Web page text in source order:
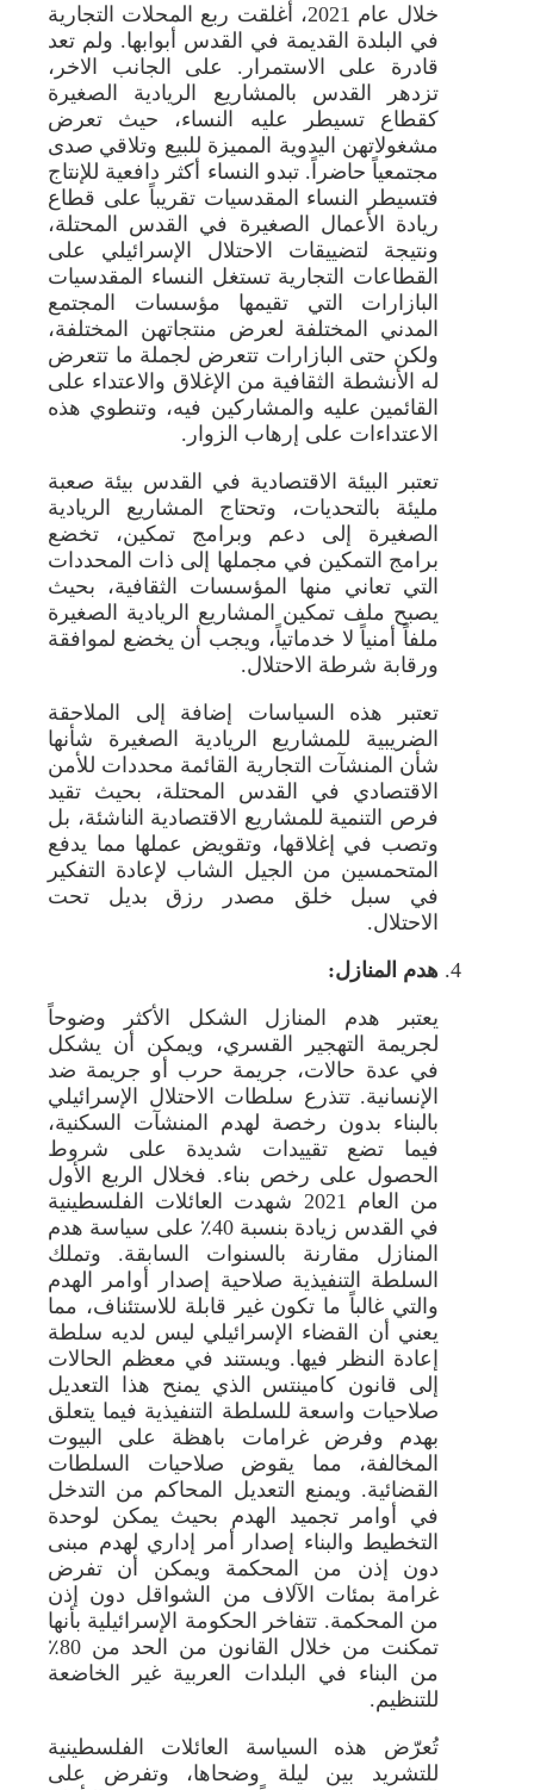
خلال عام 2021، أغلقت ربع المحلات التجارية
في البلدة القديمة في القدس أبوابها. ولم تعد
قادرة على الاستمرار. على الجانب الاخر،
تزدهر القدس بالمشاريع الريادية الصغيرة
كقطاع تسيطر عليه النساء، حيث تعرض
مشغولاتهن اليدوية المميزة للبيع وتلاقي صدى
مجتمعياً حاضراً. تبدو النساء أكثر دافعية للإنتاج
فتسيطر النساء المقدسيات تقريباً على قطاع
ريادة الأعمال الصغيرة في القدس المحتلة،
ونتيجة لتضييقات الاحتلال الإسرائيلي على
القطاعات التجارية تستغل النساء المقدسيات
البازارات التي تقيمها مؤسسات المجتمع
المدني المختلفة لعرض منتجاتهن المختلفة،
ولكن حتى البازارات تتعرض لجملة ما تتعرض
له الأنشطة الثقافية من الإغلاق والاعتداء على
القائمين عليه والمشاركين فيه، وتنطوي هذه
الاعتداءات على إرهاب الزوار.
تعتبر البيئة الاقتصادية في القدس بيئة صعبة
مليئة بالتحديات، وتحتاج المشاريع الريادية
الصغيرة إلى دعم وبرامج تمكين، تخضع
برامج التمكين في مجملها إلى ذات المحددات
التي تعاني منها المؤسسات الثقافية، بحيث
يصبح ملف تمكين المشاريع الريادية الصغيرة
ملفاً أمنياً لا خدماتياً، ويجب أن يخضع لموافقة
ورقابة شرطة الاحتلال.
تعتبر هذه السياسات إضافة إلى الملاحقة
الضريبية للمشاريع الريادية الصغيرة شأنها
شأن المنشآت التجارية القائمة محددات للأمن
الاقتصادي في القدس المحتلة، بحيث تقيد
فرص التنمية للمشاريع الاقتصادية الناشئة، بل
وتصب في إغلاقها، وتقويض عملها مما يدفع
المتحمسين من الجيل الشاب لإعادة التفكير
في سبل خلق مصدر رزق بديل تحت
الاحتلال.
هدم المنازل:
يعتبر هدم المنازل الشكل الأكثر وضوحاً
لجريمة التهجير القسري، ويمكن أن يشكل
في عدة حالات، جريمة حرب أو جريمة ضد
الإنسانية. تتذرع سلطات الاحتلال الإسرائيلي
بالبناء بدون رخصة لهدم المنشآت السكنية،
فيما تضع تقييدات شديدة على شروط
الحصول على رخص بناء. فخلال الربع الأول
من العام 2021 شهدت العائلات الفلسطينية
في القدس زيادة بنسبة 40٪ على سياسة هدم
المنازل مقارنة بالسنوات السابقة. وتملك
السلطة التنفيذية صلاحية إصدار أوامر الهدم
والتي غالباً ما تكون غير قابلة للاستئناف، مما
يعني أن القضاء الإسرائيلي ليس لديه سلطة
إعادة النظر فيها. ويستند في معظم الحالات
إلى قانون كامينتس الذي يمنح هذا التعديل
صلاحيات واسعة للسلطة التنفيذية فيما يتعلق
بهدم وفرض غرامات باهظة على البيوت
المخالفة، مما يقوض صلاحيات السلطات
القضائية. ويمنع التعديل المحاكم من التدخل
في أوامر تجميد الهدم بحيث يمكن لوحدة
التخطيط والبناء إصدار أمر إداري لهدم مبنى
دون إذن من المحكمة ويمكن أن تفرض
غرامة بمئات الآلاف من الشواقل دون إذن
من المحكمة. تتفاخر الحكومة الإسرائيلية بأنها
تمكنت من خلال القانون من الحد من 80٪
من البناء في البلدات العربية غير الخاضعة
للتنظيم.
تُعرّض هذه السياسة العائلات الفلسطينية
للتشريد بين ليلة وضحاها، وتفرض على